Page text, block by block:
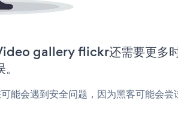
gallery flickr还需要更多
能会遇到安全问题，因为黑客可能会